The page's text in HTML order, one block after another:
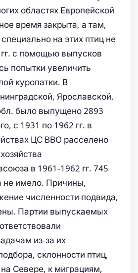
областях Европейской
время закрыта, а там,
специально на этих птиц не
гг. с помощью выпусков
попытки увеличить
куропатки. В
Ярославской,
было выпущено 2893
с 1931 по 1962 гг. в
ЦС ВВО расселено
в 1961-1962 гг. 745
не имело. Причины,
численности подвида,
Партии выпускаемых
из-за их
склонности птиц,
Севере, к миграциям,